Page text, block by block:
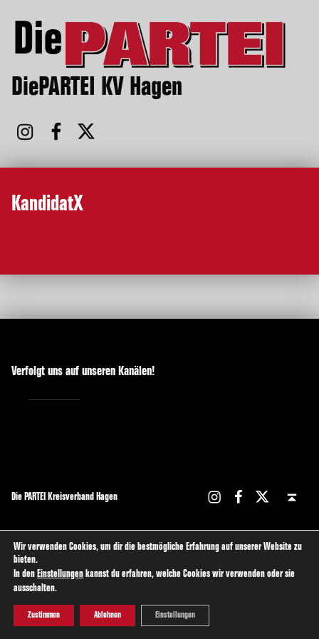
Menu
DiePARTEI KV Hagen
KandidatX
Verfolgt uns auf unseren Kanälen!
Die PARTEI Kreisverband Hagen
Wir verwenden Cookies, um dir die bestmögliche Erfahrung auf unserer Website zu
bieten.
In den Einstellungen kannst du erfahren, welche Cookies wir verwenden oder sie
ausschalten.
Zustimmen Ablehnen Einstellungen